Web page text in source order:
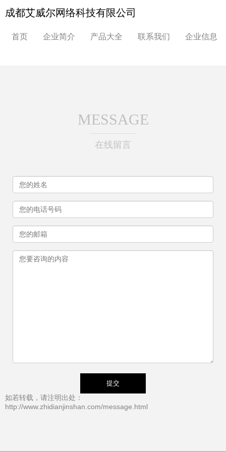
成都艾威尔网络科技有限公司
首页 企业简介 产品大全 联系我们 企业信息
MESSAGE
在线留言
如若转载，请注明出处：
http://www.zhidianjinshan.com/message.html